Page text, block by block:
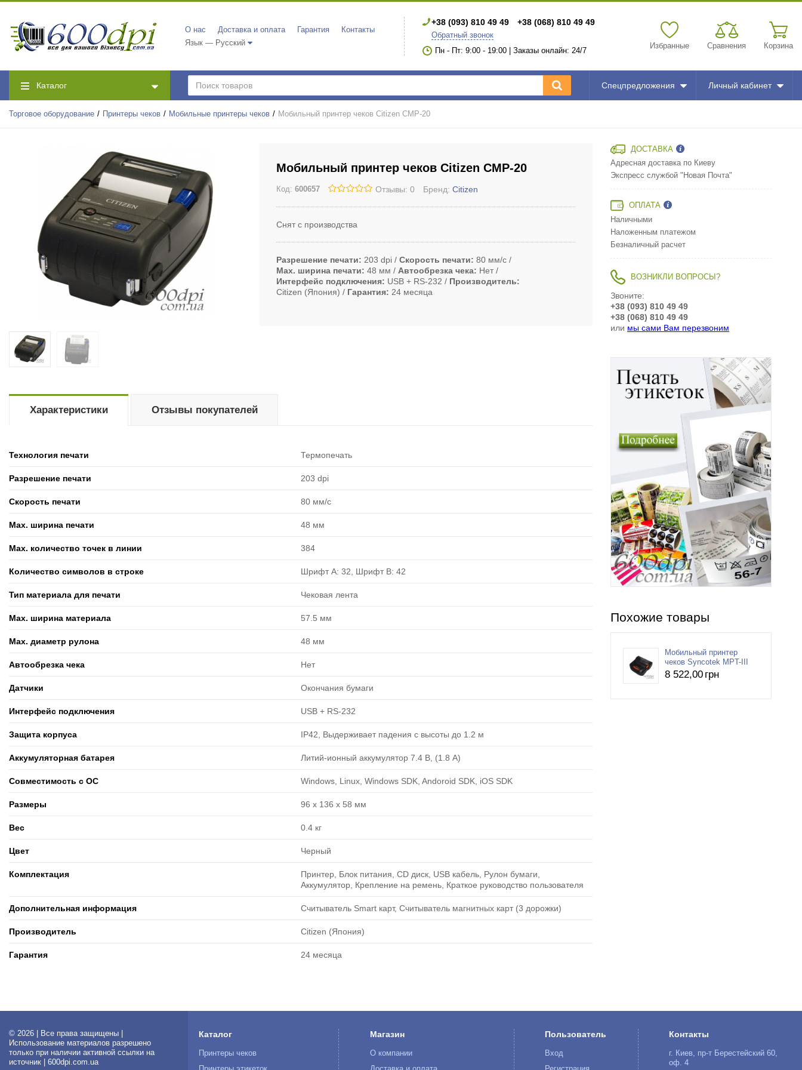
О нас Доставка и оплата Гарантия
Контакты
Язык — Русский
+38 (093) 810 49 49 +38 (068) 810 49 49
Обратный звонок
Пн - Пт: 9:00 - 19:00 | Заказы онлайн: 24/7
Избранные Сравнения Корзина
Каталог Спецпредложения Личный кабинет
Торговое оборудование Принтеры чеков Мобильные принтеры чеков Мобильный принтер чеков Citizen CMP-20
Мобильный принтер чеков Citizen CMP-20
Код: 600657 Отзывы: 0 Бренд: Citizen
Снят с производства
Разрешение печати 203 dpi Скорость печати
80 мм/с
Max. ширина печати
48 мм Автообрезка чека
Нет
Интерфейс подключения
USB + RS-232
Производитель
Citizen (Япония)
Гарантия 24 месяца
Характеристики
Технология печати Термопечать
Разрешение печати 203 dpi
Скорость печати 80 мм/с
Max. ширина печати 48 мм
Max. количество точек в линии 384
Количество символов в строке Шрифт A: 32, Шрифт B: 42
Тип материала для печати Чековая лента
Max. ширина материала 57.5 мм
Max. диаметр рулона 48 мм
Автообрезка чека Нет
Датчики Окончания бумаги
Интерфейс подключения USB + RS-232
Защита корпуса IP42, Выдерживает падения с высоты до 1.2 м
Аккумуляторная батарея Литий-ионный аккумулятор 7.4 В, (1.8 A)
Совместимость с ОС Windows, Linux, Windows SDK, Andoroid SDK, iOS SDK
Размеры 96 x 136 x 58 мм
Вес 0.4 кг
Цвет Черный
Комплектация
Принтер, Блок питания, CD диск, USB кабель, Рулон бумаги,
Аккумулятор, Крепление на ремень, Краткое руководство пользователя
Дополнительная информация Считыватель Smart карт, Считыватель магнитных карт (3 дорожки)
Производитель Citizen (Япония)
Гарантия 24 месяца
Отзывы покупателей
ДОСТАВКА
Адресная доставка по Киеву
Экспресс службой "Новая Почта"
ОПЛАТА
Наличными
Наложенным платежом
Безналичный расчет
ВОЗНИКЛИ ВОПРОСЫ?
Звоните:
+38 (093) 810 49 49
+38 (068) 810 49 49
или мы сами Вам перезвоним
Похожие товары
Мобильный принтер
чеков Syncotek MPT-III
8 522,00 грн
© 2026 | Все права защищены |
Использование материалов разрешено
только при наличии активной ссылки на
источник | 600dpi.com.ua
Каталог
Принтеры чеков
Магазин
О компании
Пользователь
Вход
Контакты
г. Киев, пр-т Берестейский 60,
оф. 4